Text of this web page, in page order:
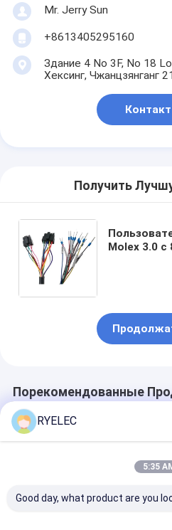
Mr. Jerry Sun
+8613405295160
Здание 4 No 3F, No 18
Хексинг, Чжанцзянганг
Контакт
Получить
Molex 3.0 с
Порекомендованные
RYELEC
5:35
Good day, what product are you